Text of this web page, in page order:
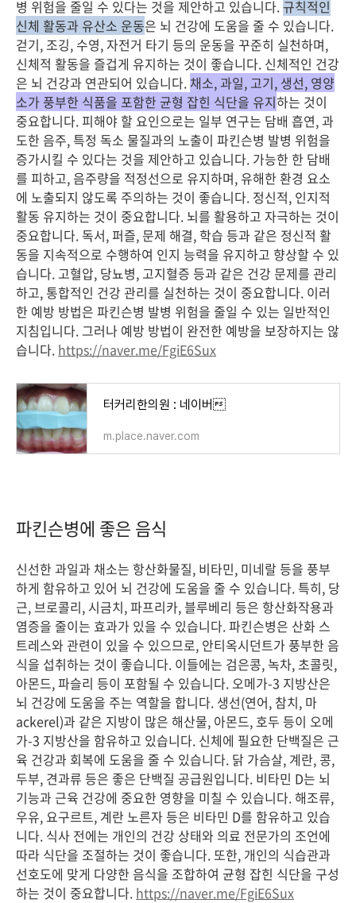
병 위험을 줄일 수 있다는 것을 제안하고 있습니다. 규칙적인
신체 활동과 유산소 운동은 뇌 건강에 도움을 줄 수 있습니다.
걷기, 조깅, 수영, 자전거 타기 등의 운동을 꾸준히 실천하며,
신체적 활동을 즐겁게 유지하는 것이 좋습니다. 신체적인 건강
은 뇌 건강과 연관되어 있습니다. 채소, 과일, 고기, 생선, 영양
소가 풍부한 식품을 포함한 균형 잡힌 식단을 유지하는 것이
중요합니다. 피해야 할 요인으로는 일부 연구는 담배 흡연, 과
도한 음주, 특정 독소 물질과의 노출이 파킨슨병 발병 위험을
증가시킬 수 있다는 것을 제안하고 있습니다. 가능한 한 담배
를 피하고, 음주량을 적정선으로 유지하며, 유해한 환경 요소
에 노출되지 않도록 주의하는 것이 좋습니다. 정신적, 인지적
활동 유지하는 것이 중요합니다. 뇌를 활용하고 자극하는 것이
중요합니다. 독서, 퍼즐, 문제 해결, 학습 등과 같은 정신적 활
동을 지속적으로 수행하여 인지 능력을 유지하고 향상할 수 있
습니다. 고혈압, 당뇨병, 고지혈증 등과 같은 건강 문제를 관리
하고, 통합적인 건강 관리를 실천하는 것이 중요합니다. 이러
한 예방 방법은 파킨슨병 발병 위험을 줄일 수 있는 일반적인
지침입니다. 그러나 예방 방법이 완전한 예방을 보장하지는 않
습니다. https://naver.me/FgiE6Sux
터커리한의원 : 네이버
m.place.naver.com
파킨슨병에 좋은 음식
신선한 과일과 채소는 항산화물질, 비타민, 미네랄 등을 풍부
하게 함유하고 있어 뇌 건강에 도움을 줄 수 있습니다. 특히, 당
근, 브로콜리, 시금치, 파프리카, 블루베리 등은 항산화작용과
염증을 줄이는 효과가 있을 수 있습니다. 파킨슨병은 산화 스
트레스와 관련이 있을 수 있으므로, 안티옥시던트가 풍부한 음
식을 섭취하는 것이 좋습니다. 이들에는 검은콩, 녹차, 초콜릿,
아몬드, 파슬리 등이 포함될 수 있습니다. 오메가-3 지방산은
뇌 건강에 도움을 주는 역할을 합니다. 생선(연어, 참치, 마
ackerel)과 같은 지방이 많은 해산물, 아몬드, 호두 등이 오메
가-3 지방산을 함유하고 있습니다. 신체에 필요한 단백질은 근
육 건강과 회복에 도움을 줄 수 있습니다. 닭 가슴살, 계란, 콩,
두부, 견과류 등은 좋은 단백질 공급원입니다. 비타민 D는 뇌
기능과 근육 건강에 중요한 영향을 미칠 수 있습니다. 해조류,
우유, 요구르트, 계란 노른자 등은 비타민 D를 함유하고 있습
니다. 식사 전에는 개인의 건강 상태와 의료 전문가의 조언에
따라 식단을 조절하는 것이 좋습니다. 또한, 개인의 식습관과
선호도에 맞게 다양한 음식을 조합하여 균형 잡힌 식단을 구성
하는 것이 중요합니다. https://naver.me/FgiE6Sux